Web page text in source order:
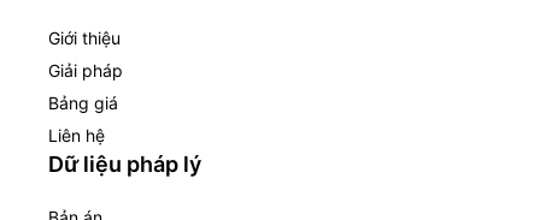
Giới thiệu
Giải pháp
Bảng giá
Liên hệ
Dữ liệu pháp lý